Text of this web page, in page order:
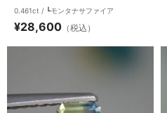
0.461ct / ┗モンタナサファイア
¥28,600 （税込）